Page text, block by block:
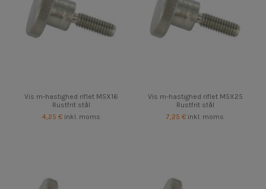
Vis m-hastighed riflet M5X16
Rustfrit stål
4,25 € inkl. moms
Vis m-hastighed riflet M5X25
Rustfrit stål
7,25 € inkl. moms